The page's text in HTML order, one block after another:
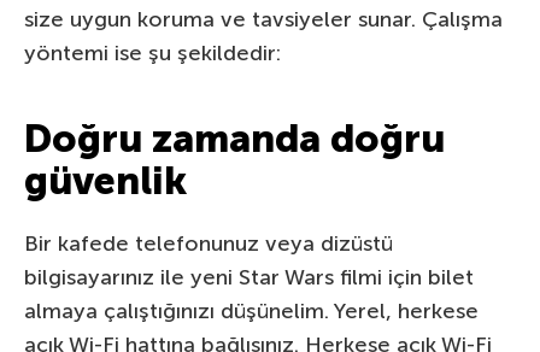
size uygun koruma ve tavsiyeler sunar. Çalışma
yöntemi ise şu şekildedir:
Doğru zamanda doğru
güvenlik
Bir kafede telefonunuz veya dizüstü
bilgisayarınız ile yeni Star Wars filmi için bilet
almaya çalıştığınızı düşünelim. Yerel, herkese
açık Wi-Fi hattına bağlısınız. Herkese açık Wi-Fi